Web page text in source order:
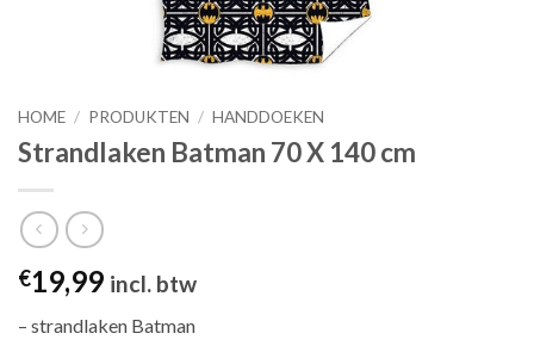
HOME / PRODUKTEN / HANDDOEKEN
Strandlaken Batman 70 X 140 cm
€19,99 incl. btw
– strandlaken Batman